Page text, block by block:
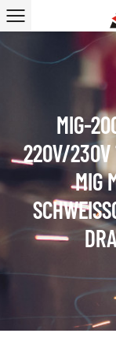
MIG-
220V/230V
MIG